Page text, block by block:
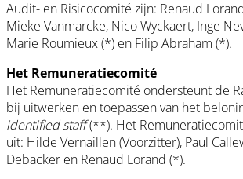
Audit- en Risicocomité zijn: Renaud
Mieke Vanmarcke, Nico Wyckaert, Inge
Marie Roumieux (*) en Filip Abraham (*).
Het Remuneratiecomité
Het Remuneratiecomité ondersteunt de
bij uitwerken en toepassen van het
identified staff(**). Het
uit: Hilde Vernaillen (Voorzitter), Paul
Debacker en Renaud Lorand (*).